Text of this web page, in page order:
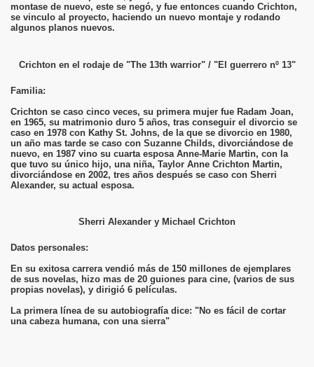
montase de nuevo, este se negó, y fue entonces cuando Crichton,
se vinculo al proyecto, haciendo un nuevo montaje y rodando
algunos planos nuevos.
Crichton en el rodaje de "The 13th warrior" / "El guerrero nº 13"
Familia:
Crichton se caso cinco veces, su primera mujer fue Radam Joan,
en 1965, su matrimonio duro 5 años, tras conseguir el divorcio se
caso en 1978 con Kathy St. Johns, de la que se divorcio en 1980,
un año mas tarde se caso con Suzanne Childs, divorciándose de
nuevo, en 1987 vino su cuarta esposa Anne-Marie Martin, con la
que tuvo su único hijo, una niña, Taylor Anne Crichton Martin,
divorciándose en 2002, tres años después se caso con Sherri
Alexander, su actual esposa.
Sherri Alexander y Michael Crichton
Datos personales:
En su exitosa carrera vendió más de 150 millones de ejemplares
de sus novelas, hizo mas de 20 guiones para cine, (varios de sus
propias novelas), y dirigió 6 películas.
La primera línea de su autobiografía dice: "No es fácil de cortar
una cabeza humana, con una sierra"